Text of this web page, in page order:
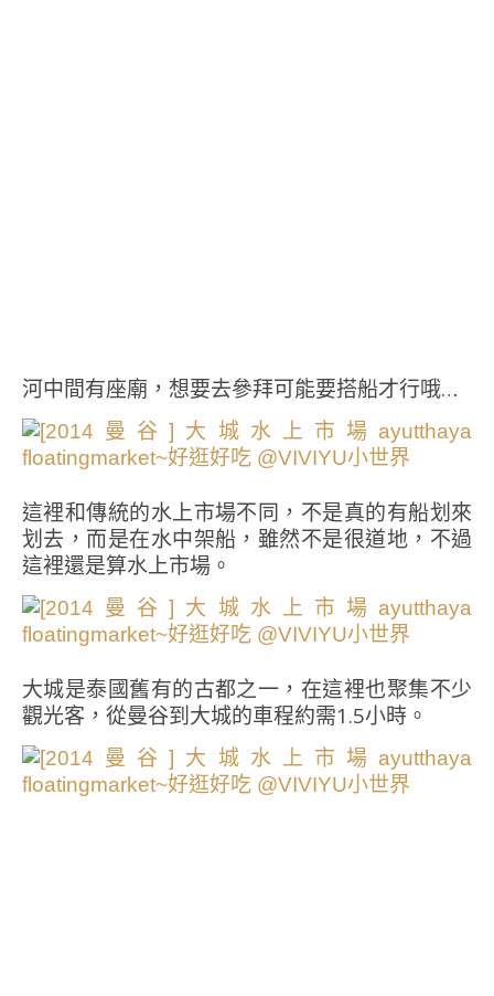
河中間有座廟，想要去參拜可能要搭船才行哦…
這裡和傳統的水上市場不同，不是真的有船划來
划去，而是在水中架船，雖然不是很道地，不過
這裡還是算水上市場。
大城是泰國舊有的古都之一，在這裡也聚集不少
觀光客，從曼谷到大城的車程約需1.5小時。